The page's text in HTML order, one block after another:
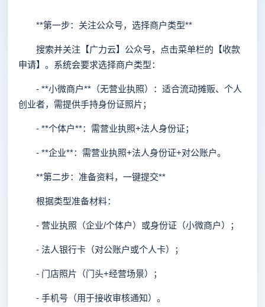
**第一步：关注公众号，选择商户类型**
搜索并关注【广力云】公众号，点击菜单栏的【收款
申请】。系统会要求选择商户类型：
- **小微商户**（无营业执照）：适合流动摊贩、个人
创业者，需提供手持身份证照片；
- **个体户**：需营业执照+法人身份证；
- **企业**：需营业执照+法人身份证+对公账户。
**第二步：准备资料，一键提交**
根据类型准备材料：
- 营业执照（企业/个体户）或身份证（小微商户）；
- 法人银行卡（对公账户或个人卡）；
- 门店照片（门头+经营场景）；
- 手机号（用于接收审核通知）。